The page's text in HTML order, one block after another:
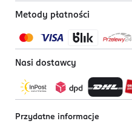
Metody płatności
Nasi dostawcy
Przydatne informacje